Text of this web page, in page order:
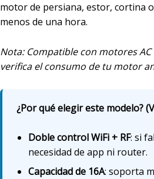
motor de persiana, estor, cortina
menos de una hora.
Nota: Compatible con motores
verifica el consumo de tu motor
¿Por qué elegir este modelo?
Doble control WiFi + RF: si
necesidad de app ni router.
Capacidad de 16A: soporta